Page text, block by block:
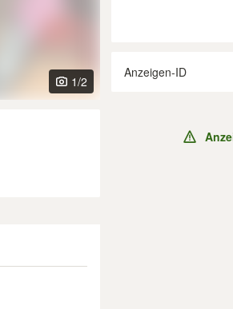
1/2
Anzeigen-ID